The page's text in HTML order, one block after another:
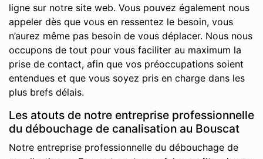
ligne sur notre site web. Vous pouvez également nous
appeler dès que vous en ressentez le besoin, vous
n’aurez même pas besoin de vous déplacer. Nous nous
occupons de tout pour vous faciliter au maximum la
prise de contact, afin que vos préoccupations soient
entendues et que vous soyez pris en charge dans les
plus brefs délais.
Les atouts de notre entreprise professionnelle
du débouchage de canalisation au Bouscat
Notre entreprise professionnelle du débouchage de